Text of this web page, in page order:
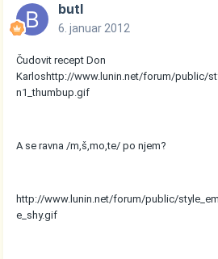
butl
6. januar 2012
Čudovit recept Don
Karlos http://www.lunin.net/forum/public/
n1_thumbup.gif
A se ravna /m,š,mo,te/ po njem?
http://www.lunin.net/forum/public/
e_shy.gif